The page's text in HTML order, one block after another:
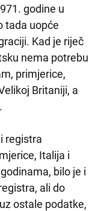
godine u
tada uopće
Kad je riječ
nema potrebu
primjerice,
Britaniji, a
registra
Italija i
bilo je i
ali do
ostale podatke,